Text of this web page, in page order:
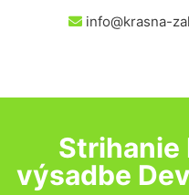
info@krasna-
Strihanie
výsadbe